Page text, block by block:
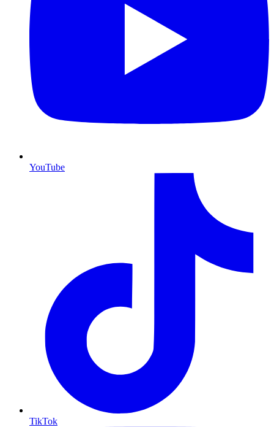
YouTube
TikTok